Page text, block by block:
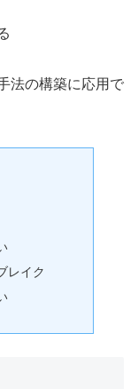
法の構築に応用で
レイク